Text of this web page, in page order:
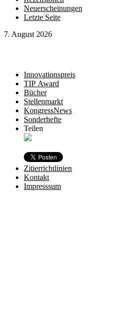
Neuerscheinungen
Letzte Seite
7. August 2026
Innovationspreis
TIP Award
Bücher
Stellenmarkt
KongressNews
Sonderhefte
Teilen
Zitierrichtlinien
Kontakt
Impresssum